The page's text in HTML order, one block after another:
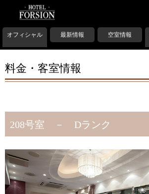
オフィシャル
HP
最新情報 空室情報
料金・客室情報
208号室 － Dランク